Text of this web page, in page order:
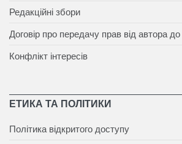
Редакційні збори
Договір про передачу прав від автора
Конфлікт інтересів
ЕТИКА ТА ПОЛІТИКИ
Політика відкритого доступу